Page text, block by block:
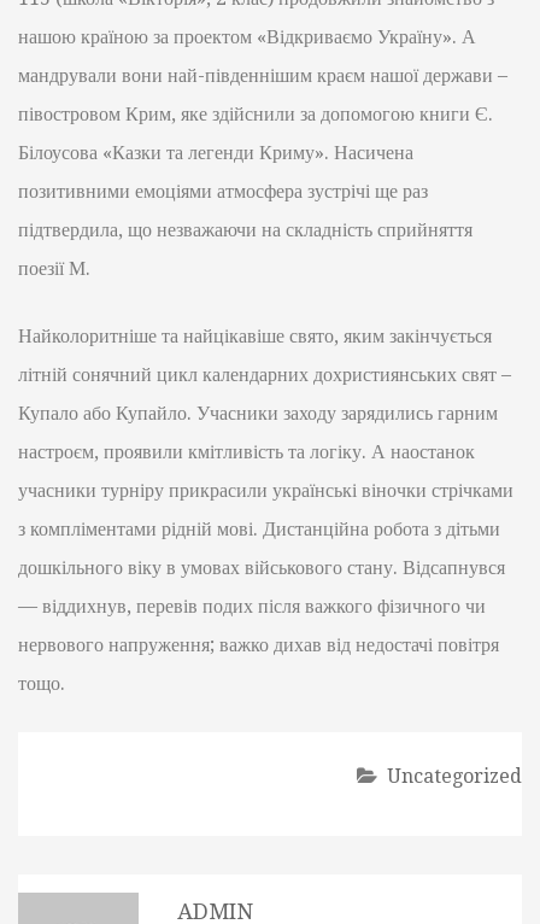
нашою країною за проектом «Відкриваємо Україну». А
мандрували вони най-південнішим краєм нашої держави –
півостровом Крим, яке здійснили за допомогою книги Є.
Білоусова «Казки та легенди Криму». Насичена
позитивними емоціями атмосфера зустрічі ще раз
підтвердила, що незважаючи на складність сприйняття
поезії М.
Найколоритніше та найцікавіше свято, яким закінчується
літній сонячний цикл календарних дохристиянських свят –
Купало або Купайло. Учасники заходу зарядились гарним
настроєм, проявили кмітливість та логіку. А наостанок
учасники турніру прикрасили українські віночки стрічками
з компліментами рідній мові. Дистанційна робота з дітьми
дошкільного віку в умовах військового стану. Відсапнувся
— віддихнув, перевів подих після важкого фізичного чи
нервового напруження; важко дихав від недостачі повітря
тощо.
Uncategorized
ADMIN